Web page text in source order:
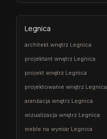
Legnica
architekt wnętrz Legnica
projektant wnętrz Legnica
projekt wnętrz Legnica
projektowanie wnętrz Legnica
aranżacja wnętrz Legnica
wizualizacja wnętrz Legnica
meble na wymiar Legnica